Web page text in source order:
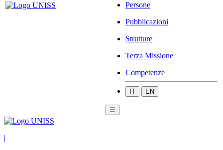
Persone
Pubblicazioni
Strutture
Terza Missione
Competenze
IT EN
☰
|